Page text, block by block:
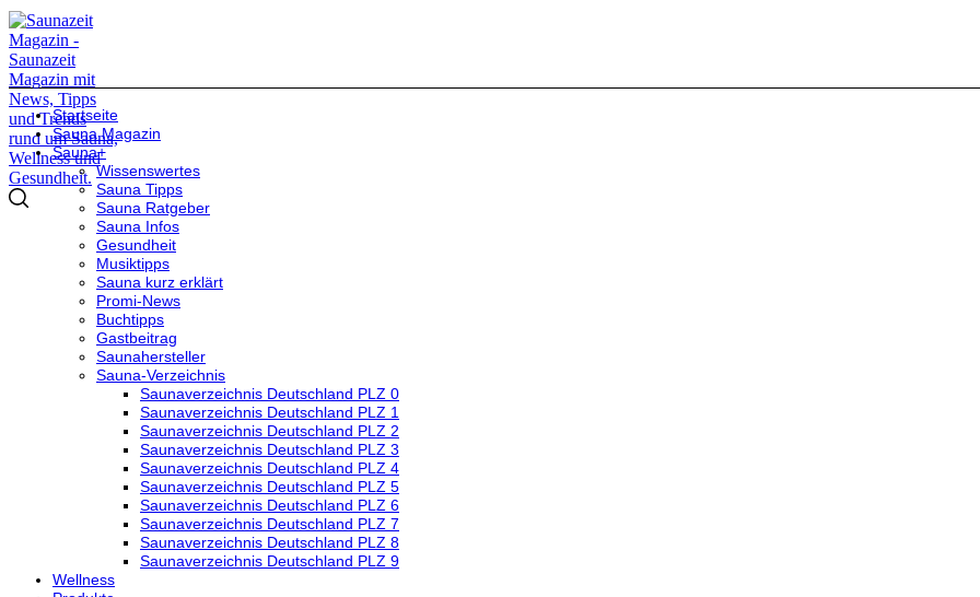
Startseite
Sauna Magazin
Sauna+
Wissenswertes
Sauna Tipps
Sauna Ratgeber
Sauna Infos
Gesundheit
Musiktipps
Sauna kurz erklärt
Promi-News
Buchtipps
Gastbeitrag
Saunahersteller
Sauna-Verzeichnis
Saunaverzeichnis Deutschland PLZ 0
Saunaverzeichnis Deutschland PLZ 1
Saunaverzeichnis Deutschland PLZ 2
Saunaverzeichnis Deutschland PLZ 3
Saunaverzeichnis Deutschland PLZ 4
Saunaverzeichnis Deutschland PLZ 5
Saunaverzeichnis Deutschland PLZ 6
Saunaverzeichnis Deutschland PLZ 7
Saunaverzeichnis Deutschland PLZ 8
Saunaverzeichnis Deutschland PLZ 9
Wellness